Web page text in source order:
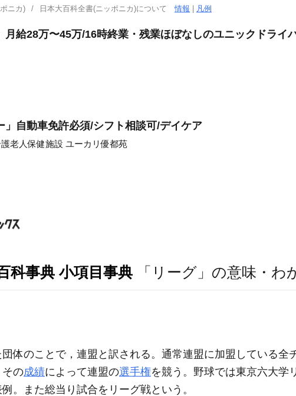
ニカ) 日本大百科全書(ニッポニカ)について情報 凡例
月給28万〜45万/16時終業・残業ほぼなしのユニックドライ
」自動車免許必須/シフト相談可/デイケア
老人保健施設 ユーカリ優都苑
科事典 小項目事典 「リーグ」の意味・わ
体のことで，連盟と訳される。通常連盟に加盟している全
その成績によって連盟の選手権を競う。野球では東京六大学
。また総当り試合をリーグ戦という。